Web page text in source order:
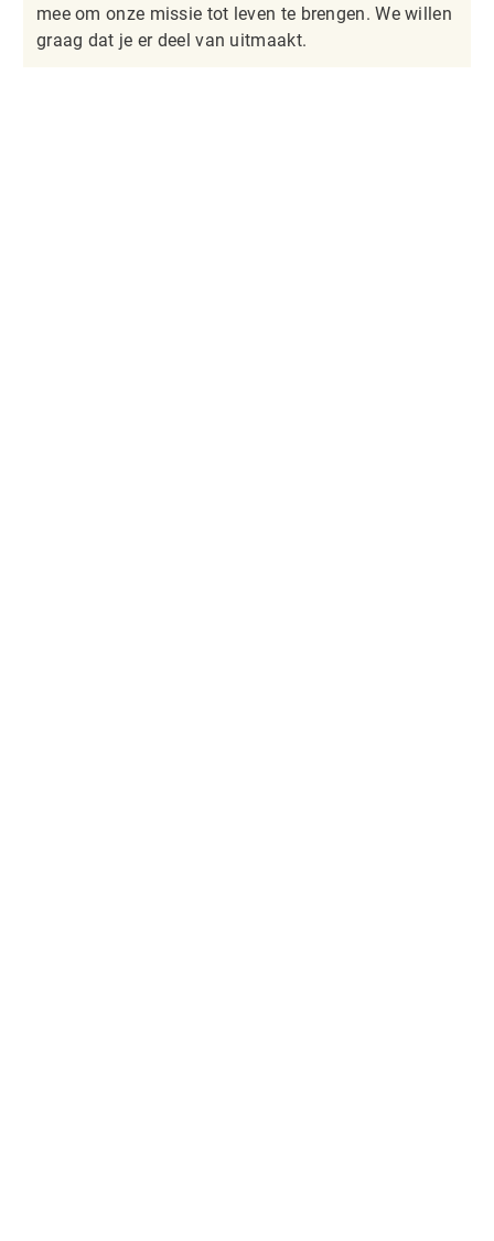
mee om onze missie tot leven te brengen. We willen
graag dat je er deel van uitmaakt.